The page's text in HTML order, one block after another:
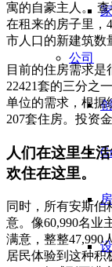
公司
寓的自豪主人。
在租来的房子里，
市人口的新建筑数
目前的住房需求是
22421套的三分之
单位的需求，根据
207套住房。投资金
人们在这里生
欢住在这里。
同时，所有安斯伯
意。像60,990名业
满意，整整47,990
居民体验到这种积